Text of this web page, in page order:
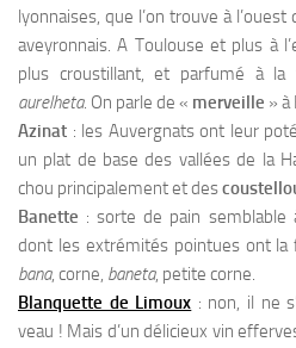
lyonnaises, que l’on trouve à
aveyronnais. A Toulouse et plus à
plus croustillant, et parfumé à la
aurelheta. On parle de « merveille » à
Azinat : les Auvergnats ont leur
un plat de base des vallées de la
chou principalement et des
Banette : sorte de pain semblable
dont les extrémités pointues ont la
bana, corne, baneta, petite corne.
Blanquette de Limoux : non, il ne
veau ! Mais d’un délicieux vin